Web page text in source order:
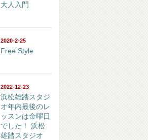
大人入門
2020-2-25
Free Style
2022-12-23
浜松雄踏スタジ
オ年内最後のレ
ッスンは金曜日
でした！ 浜松
雄踏スタジオ